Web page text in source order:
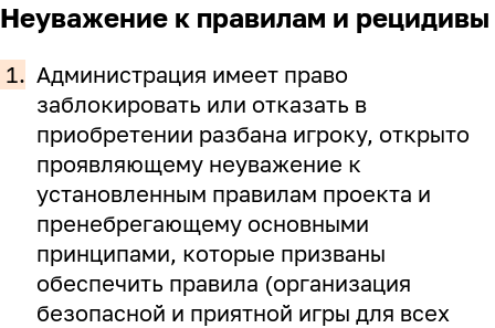
Неуважение к правилам и рецидивы
1. Администрация имеет право
заблокировать или отказать в
приобретении разбана игроку, открыто
проявляющему неуважение к
установленным правилам проекта и
пренебрегающему основными
принципами, которые призваны
обеспечить правила (организация
безопасной и приятной игры для всех